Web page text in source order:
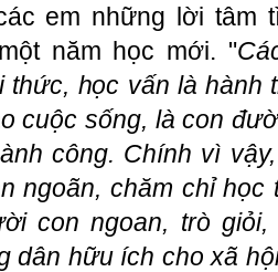
em những lời tâm
năm học mới. "
thức, học vấn là hành
cuộc sống, là con
công. Chính vì
ngoãn, chăm chỉ học
con ngoan, trò giỏi,
dân hữu ích cho xã